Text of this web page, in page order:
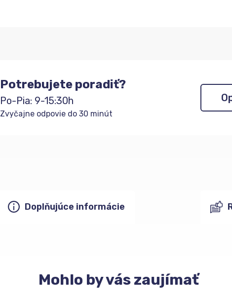
Potrebujete poradiť?
Po-Pia: 9-15:30h
Zvyčajne odpovie do 30 minút
Doplňujúce informácie
Mohlo by vás zaujímať